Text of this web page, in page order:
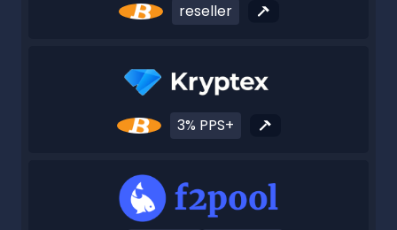
reseller
3% PPS+